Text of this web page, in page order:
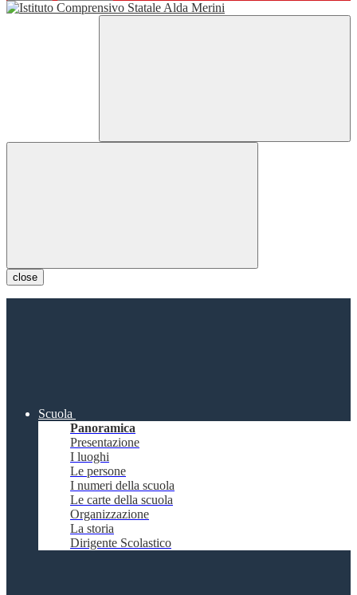
close
Scuola
Panoramica
Presentazione
I luoghi
Le persone
I numeri della scuola
Le carte della scuola
Organizzazione
La storia
Dirigente Scolastico